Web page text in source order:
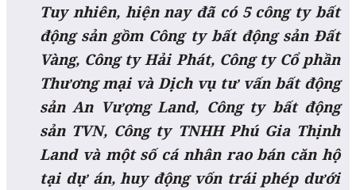
Tuy nhiên, hiện nay đã có 5 công ty bất
động sản gồm Công ty bất động sản Đất
Vàng, Công ty Hải Phát, Công ty Cổ phần
Thương mại và Dịch vụ tư vấn bất động
sản An Vượng Land, Công ty bất động
sản TVN, Công ty TNHH Phú Gia Thịnh
Land và một số cá nhân rao bán căn hộ
tại dự án, huy động vốn trái phép dưới